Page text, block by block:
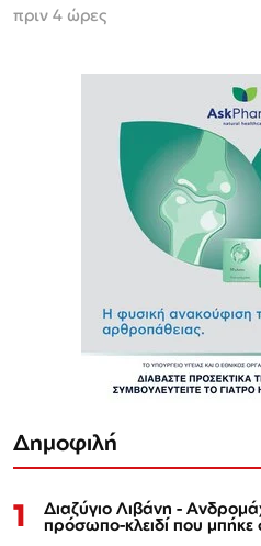
πριν 4 ώρες
Δημοφιλή
1 Διαζύγιο Λιβάνη -
πρόσωπο-κλειδί που μπήκε